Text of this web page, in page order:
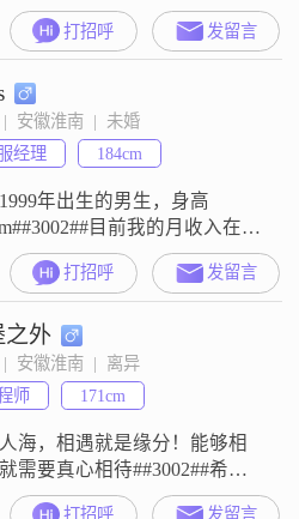
，每个月的收入在 5001 - 8000
间，学历是中专。我觉得自己
独立自信的人，做事有自己
和判断。在生活中，我特别
靠，朋友都说跟我相处让人
实。我也是个善解人意的，
他人的不易和烦恼。我热爱
喜欢追求事业
打招呼 发留言
|  安徽淮南  |  未婚
经理
184cm
年出生的男生，身高
目前我的月收入在
到12000元这个范围，工作地点
南，学历是大学本科##3002##
的一些特点，我平时是一个
断的人，做事情理性冷静，
比较缜密##3002##在个人发
我目前比较追求事业成功
平时的生活里，我挺享受
打招呼 发留言
之外
|  安徽淮南  |  离异
师
171cm
海，相遇就是缘分！能够相
需要真心相待##3002##希望
能够用心交流！
打招呼 发留言